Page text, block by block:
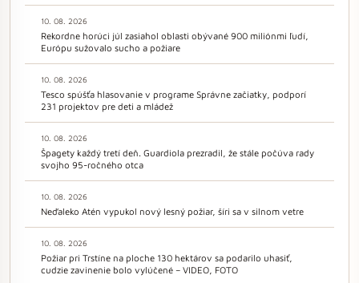
10. 08. 2026
Rekordne horúci júl zasiahol oblasti obývané 900 miliónmi ľudí,
Európu sužovalo sucho a požiare
10. 08. 2026
Tesco spúšťa hlasovanie v programe Správne začiatky, podporí
231 projektov pre deti a mládež
10. 08. 2026
Špagety každý tretí deň. Guardiola prezradil, že stále počúva rady
svojho 95-ročného otca
10. 08. 2026
Neďaleko Atén vypukol nový lesný požiar, šíri sa v silnom vetre
10. 08. 2026
Požiar pri Trstíne na ploche 130 hektárov sa podarilo uhasiť,
cudzie zavinenie bolo vylúčené – VIDEO, FOTO